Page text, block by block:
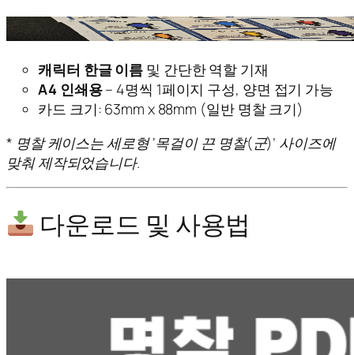
캐릭터 한글 이름 및 간단한 역할 기재
A4 인쇄용– 4명씩 1페이지 구성, 양면 접기 가능
카드 크기: 63mm x 88mm (일반 명찰 크기)
* 명찰 케이스는 세로형 ‘목걸이 끈 명찰(군)’ 사이즈에
맞춰 제작되었습니다.
다운로드 및 사용법